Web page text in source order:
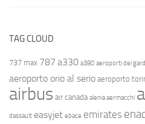
TAG CLOUD
737 max 787 a330 a380 aeroporti del
aeroporto orio al serio aeroporto
airbus air canada alenia aermacchi
dassault easyjet ebace emirates